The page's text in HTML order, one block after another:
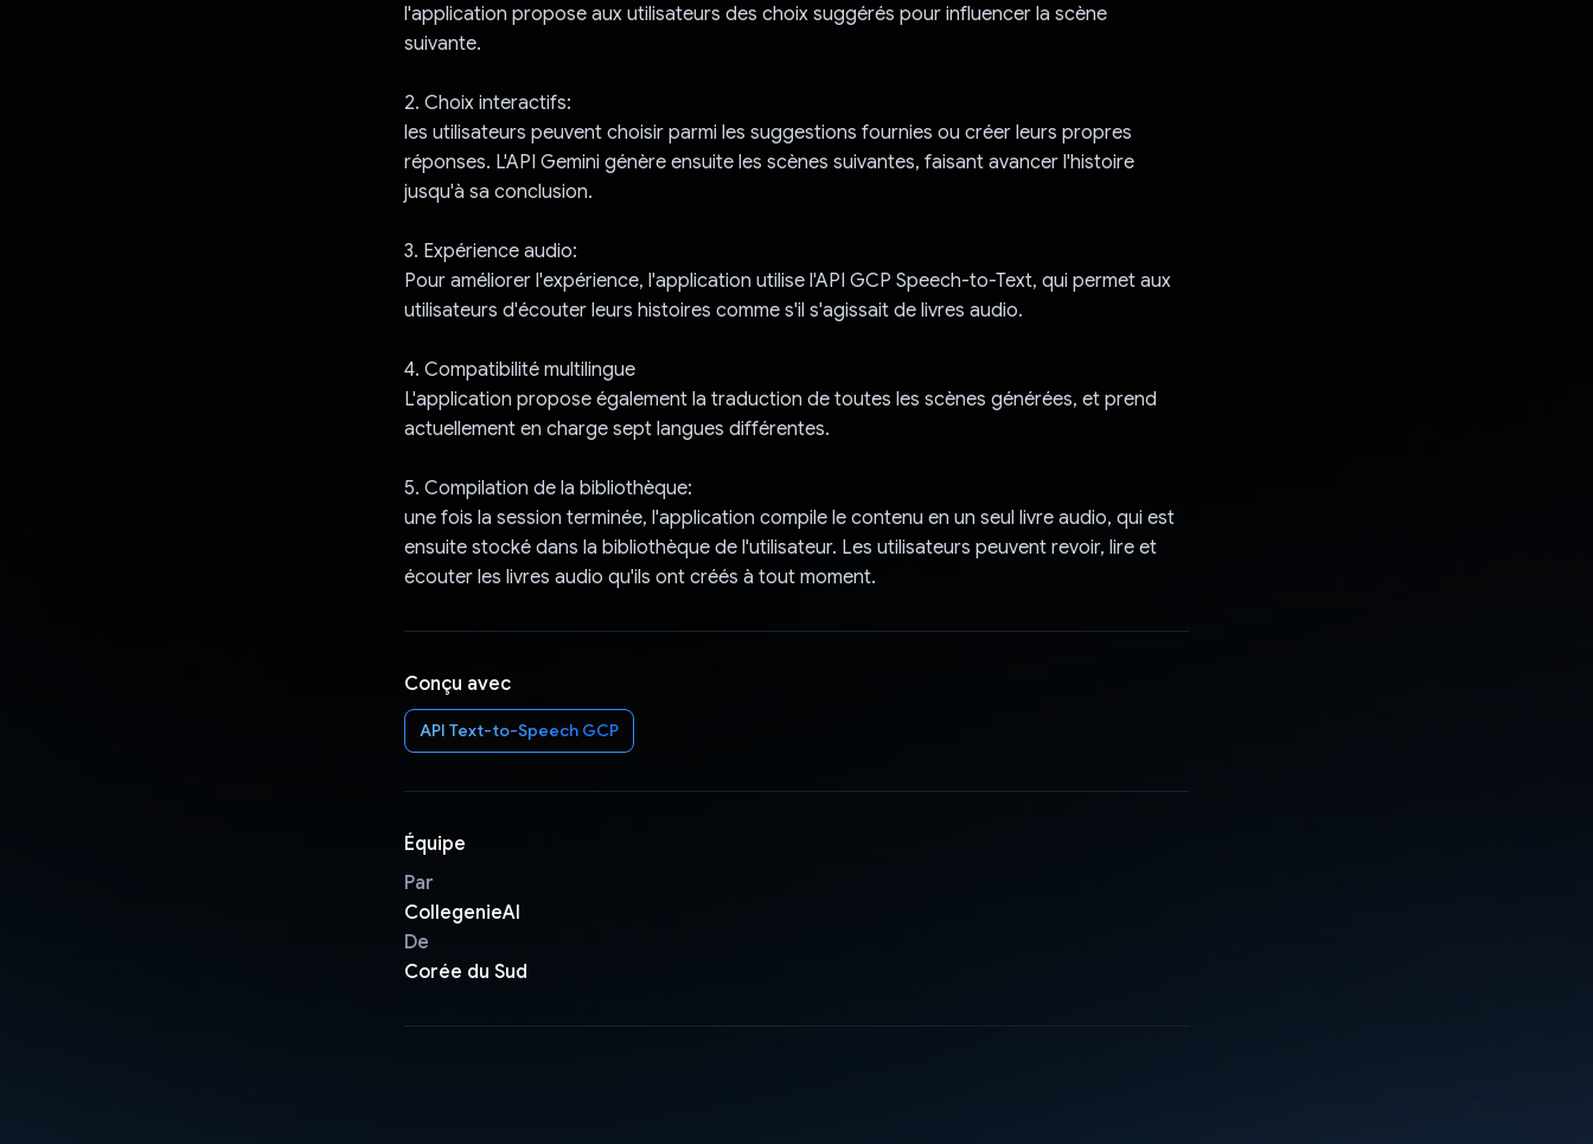
l'application propose aux utilisateurs des choix suggérés pour influencer la scène
suivante.
2. Choix interactifs:
les utilisateurs peuvent choisir parmi les suggestions fournies ou créer leurs propres
réponses. L'API Gemini génère ensuite les scènes suivantes, faisant avancer l'histoire
jusqu'à sa conclusion.
3. Expérience audio:
Pour améliorer l'expérience, l'application utilise l'API GCP Speech-to-Text, qui permet aux
utilisateurs d'écouter leurs histoires comme s'il s'agissait de livres audio.
4. Compatibilité multilingue
L'application propose également la traduction de toutes les scènes générées, et prend
actuellement en charge sept langues différentes.
5. Compilation de la bibliothèque:
une fois la session terminée, l'application compile le contenu en un seul livre audio, qui est
ensuite stocké dans la bibliothèque de l'utilisateur. Les utilisateurs peuvent revoir, lire et
écouter les livres audio qu'ils ont créés à tout moment.
Conçu avec
API Text-to-Speech GCP
Équipe
Par
CollegenieAI
De
Corée du Sud